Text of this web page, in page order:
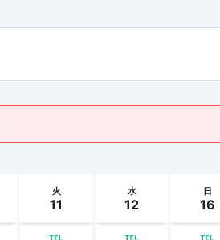
火
11
水
12
日
16